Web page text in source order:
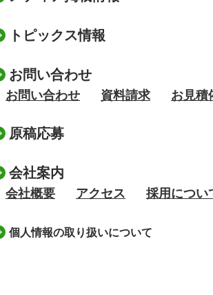
トピックス情報
お問い合わせ
お問い合わせ 資料請求 お見積
原稿応募
会社案内
会社概要 アクセス 採用につい
個人情報の取り扱いについて